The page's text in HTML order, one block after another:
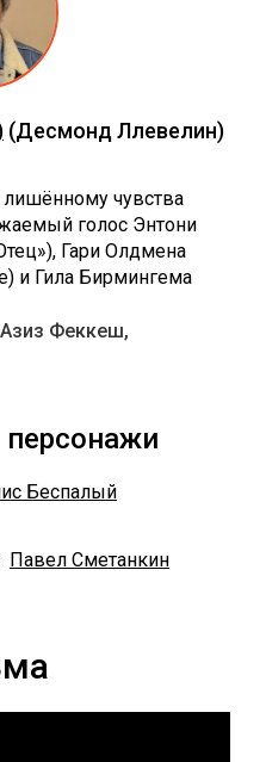
(Десмонд Ллевелин)
лишённому чувства
голос Энтони
Гари Олдмена
и Гила Бирмингема
Феккеш,
Беспалый
Павел Сметанкин